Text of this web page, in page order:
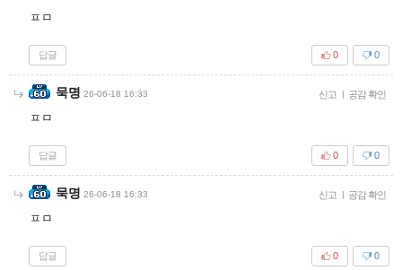
ㅍㅁ
답글 0
0
묵명 26-06-18 16:33 신고 | 공감 확인
ㅍㅁ
답글 0
0
묵명 26-06-18 16:33 신고 | 공감 확인
ㅍㅁ
답글 0
0